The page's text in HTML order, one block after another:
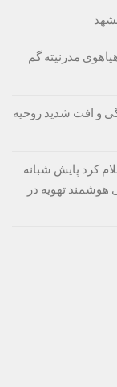
مدرنیته گم
و افت شدید روحیه
کرد پایش شبانه
هوشمند تهویه در